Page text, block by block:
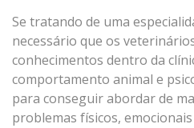
Se tratando de uma
necessário que os
conhecimentos dentro da
comportamento animal e
para conseguir abordar de
problemas físicos,